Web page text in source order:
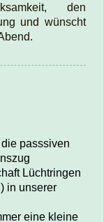
den
und wünscht
passsiven
Lüchtringen
in unserer
eine kleine